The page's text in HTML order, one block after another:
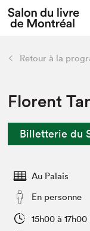
Espace
Préparer
Actualités
SLM PRO
retour
Préparer sa
Salon dans la
Projets
Liens pratiques
Retour à la
Florent
Billetterie du
Au Palais
En personne
15h00 à 17h00